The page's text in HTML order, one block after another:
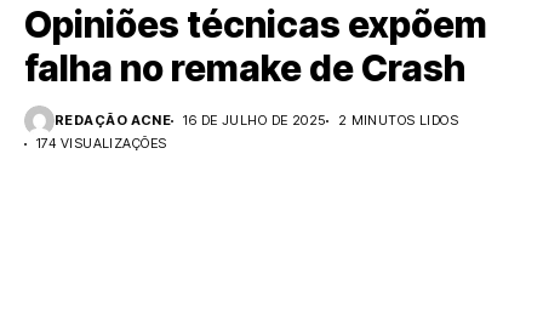
Opiniões técnicas expõem
falha no remake de Crash
REDAÇÃO ACNE 16 DE JULHO DE 2025
2 MINUTOS LIDOS
174 VISUALIZAÇÕES